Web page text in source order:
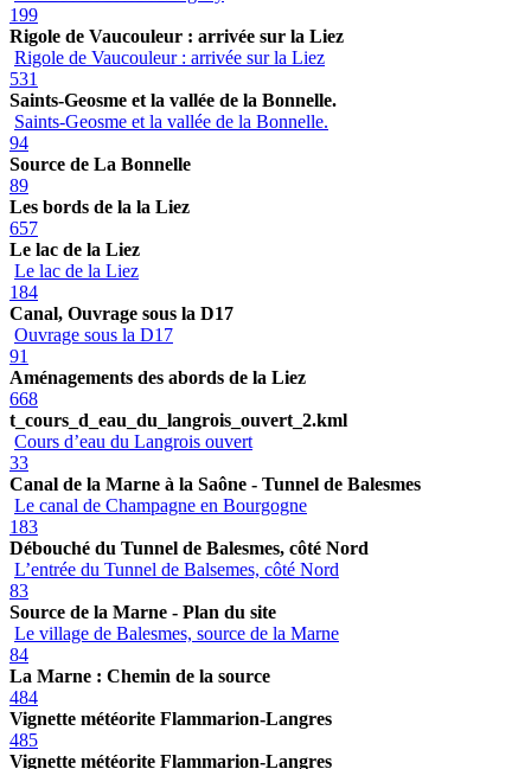
199
Rigole de Vaucouleur : arrivée sur la Liez
Rigole de Vaucouleur : arrivée sur la Liez
531
Saints-Geosme et la vallée de la Bonnelle.
Saints-Geosme et la vallée de la Bonnelle.
94
Source de La Bonnelle
89
Les bords de la la Liez
657
Le lac de la Liez
Le lac de la Liez
184
Canal, Ouvrage sous la D17
Ouvrage sous la D17
91
Aménagements des abords de la Liez
668
t_cours_d_eau_du_langrois_ouvert_2.kml
Cours d’eau du Langrois ouvert
33
Canal de la Marne à la Saône - Tunnel de Balesmes
Le canal de Champagne en Bourgogne
183
Débouché du Tunnel de Balesmes, côté Nord
L’entrée du Tunnel de Balsemes, côté Nord
83
Source de la Marne - Plan du site
Le village de Balesmes, source de la Marne
84
La Marne : Chemin de la source
484
Vignette météorite Flammarion-Langres
485
Vignette météorite Flammarion-Langres